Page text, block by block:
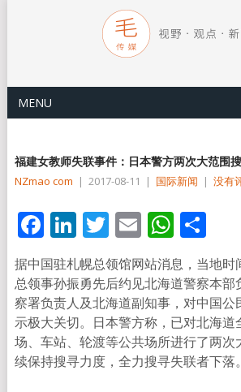
MENU
福建女教师失联事件：日本警方两次大范围
NZmao com | 2017-08-11 | 国际新闻 | 没有
Facebook
LinkedIn
Twitter
Email分
享
据中国驻札幌总领馆网站消息，当地时
总领事孙振勇先后约见北海道警察本部
察署负责人及北海道副知事，对中国公
示极大关切。日本警方称，已对北海道
场、车站、轮渡等公共场所进行了两次
续保持搜寻力度，全力搜寻失联者下落。